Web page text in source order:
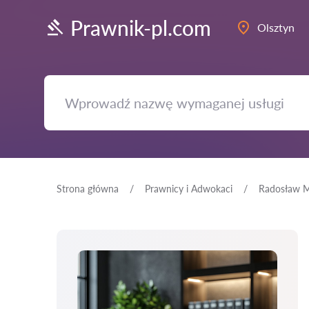
Prawnik-pl.com Olsztyn
Strona główna Prawnicy i Adwokaci Radosław